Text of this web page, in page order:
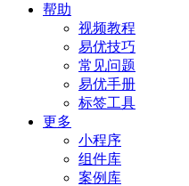
帮助
视频教程
易优技巧
常见问题
易优手册
标签工具
更多
小程序
组件库
案例库